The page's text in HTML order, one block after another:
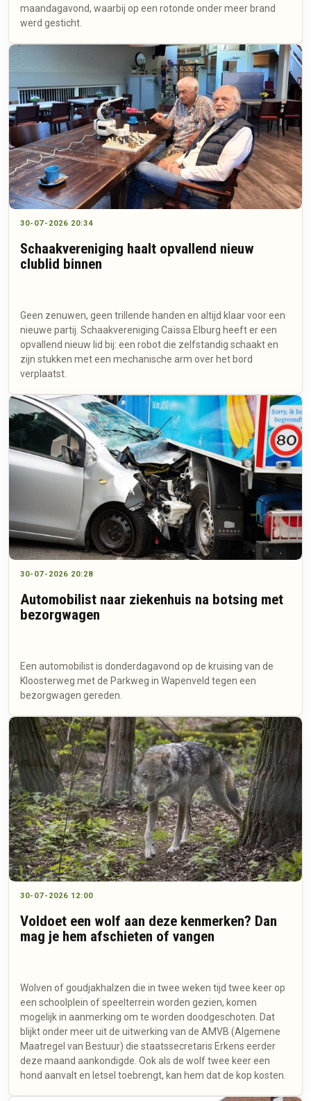
maandagavond, waarbij op een rotonde onder meer brand
werd gesticht.
30-07-2026 20:34
Schaakvereniging haalt opvallend nieuw
clublid binnen
Geen zenuwen, geen trillende handen en altijd klaar voor een
nieuwe partij. Schaakvereniging Caïssa Elburg heeft er een
opvallend nieuw lid bij: een robot die zelfstandig schaakt en
zijn stukken met een mechanische arm over het bord
verplaatst.
30-07-2026 20:28
Automobilist naar ziekenhuis na botsing met
bezorgwagen
Een automobilist is donderdagavond op de kruising van de
Kloosterweg met de Parkweg in Wapenveld tegen een
bezorgwagen gereden.
30-07-2026 12:00
Voldoet een wolf aan deze kenmerken? Dan
mag je hem afschieten of vangen
Wolven of goudjakhalzen die in twee weken tijd twee keer op
een schoolplein of speelterrein worden gezien, komen
mogelijk in aanmerking om te worden doodgeschoten. Dat
blijkt onder meer uit de uitwerking van de AMVB (Algemene
Maatregel van Bestuur) die staatssecretaris Erkens eerder
deze maand aankondigde. Ook als de wolf twee keer een
hond aanvalt en letsel toebrengt, kan hem dat de kop kosten.